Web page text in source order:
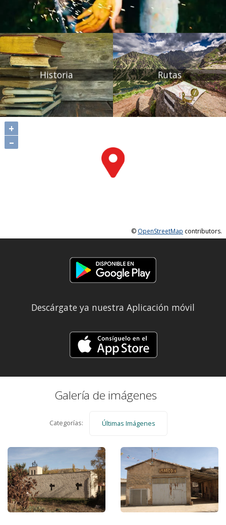
Historia Rutas
+
–
© OpenStreetMap contributors.
Descárgate ya nuestra Aplicación móvil
Galería de imágenes
Categorías: Últimas Imágenes